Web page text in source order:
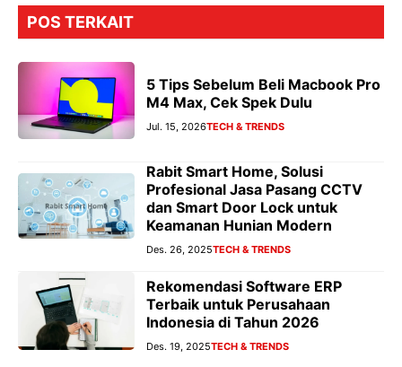
POS TERKAIT
5 Tips Sebelum Beli Macbook Pro
M4 Max, Cek Spek Dulu
Jul. 15, 2026TECH & TRENDS
Rabit Smart Home, Solusi
Profesional Jasa Pasang CCTV
dan Smart Door Lock untuk
Keamanan Hunian Modern
Des. 26, 2025TECH & TRENDS
Rekomendasi Software ERP
Terbaik untuk Perusahaan
Indonesia di Tahun 2026
Des. 19, 2025TECH & TRENDS